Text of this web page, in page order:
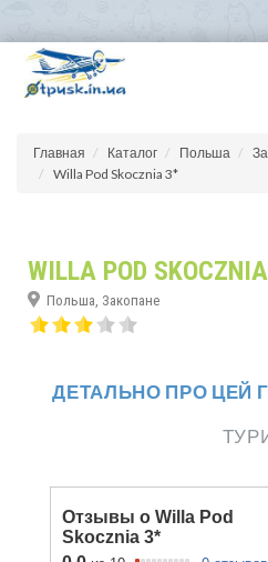
Главная Каталог Польша
Willa Pod Skocznia 3*
WILLA POD SKOCZNIA
Польша, Закопане
ДЕТАЛЬНО ПРО ЦЕЙ